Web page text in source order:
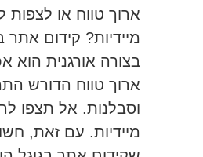
ארוך טווח או לצפות
בצורה אורגנית הוא
ארוך טווח הדורש
וסבלנות. אל תצפו
מיידיות. עם זאת,